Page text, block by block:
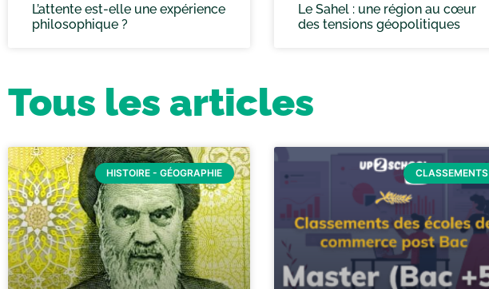
L’attente est-elle une expérience
philosophique ?
Le Sahel : une région au cœur
des tensions géopolitiques
Tous les articles
HISTOIRE - GÉOGRAPHIE CLASSEMENTS